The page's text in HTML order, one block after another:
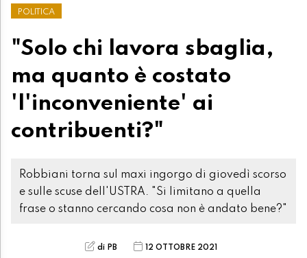
POLITICA
"Solo chi lavora sbaglia,
ma quanto è costato
'l'inconveniente' ai
contribuenti?"
Robbiani torna sul maxi ingorgo di giovedì scorso
e sulle scuse dell'USTRA. "Si limitano a quella
frase o stanno cercando cosa non è andato bene?"
di PB 12 OTTOBRE 2021